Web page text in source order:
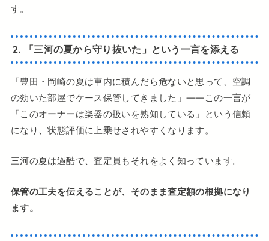
す。
2. 「三河の夏から守り抜いた」という一言を添える
「豊田・岡崎の夏は車内に積んだら危ないと思って、空調
の効いた部屋でケース保管してきました」——この一言が
「このオーナーは楽器の扱いを熟知している」という信頼
になり、状態評価に上乗せされやすくなります。
三河の夏は過酷で、査定員もそれをよく知っています。
保管の工夫を伝えることが、そのまま査定額の根拠になり
ます。